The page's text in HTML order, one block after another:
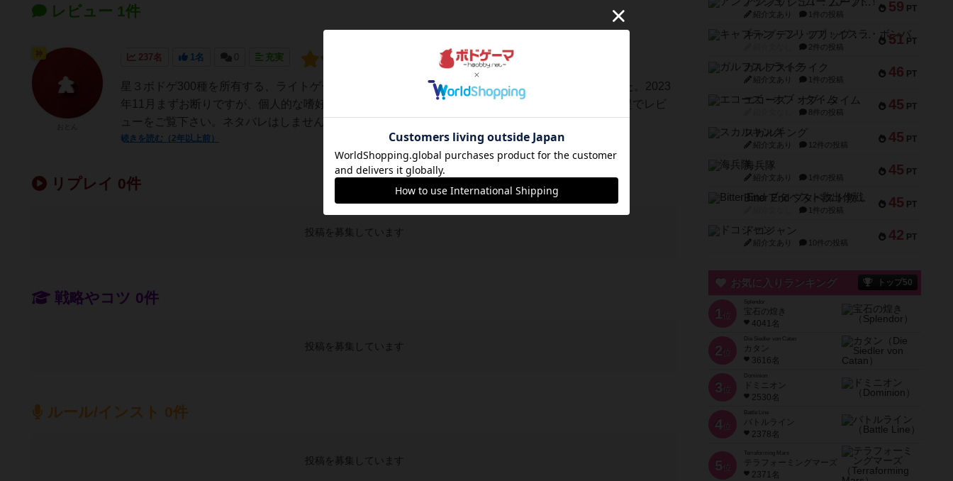
レビュー 1件
237名 1名 0 充実
星３ボドゲ300種を所有する、ライトゲーマーの感想です。小学生と大人2人の、計３人で遊びました。2023
年11月まずお断りですが、個人的な嗜好としてマダミスは肌に合わないのかもしれません。その前提でレビ
ューをご覧下さい。ネタバレはしません。ゲーム内でとある事件が起こります。...
続きを読む（2年以上前）
リプレイ 0件
投稿を募集しています
戦略やコツ 0件
投稿を募集しています
ルール/インスト 0件
投稿を募集しています
59 PT
紹介文あり 1件の投稿
51 PT
キャプテン・フリップ：イスラ・ボンバ
2件の投稿
46 PT
ガルフストライク
紹介文あり 1件の投稿
45 PT
エコーズ・オブ・タイム
8件の投稿
45 PT
スカルキング
紹介文あり 12件の投稿
45 PT
海兵隊
紹介文あり 1件の投稿
45 PT
Bitter End ブタペスト救出作戦
1件の投稿
42 PT
ドコジャン
紹介文あり 10件の投稿
お気に入りランキング トップ50
1 位
宝石の煌き
4041名
2 位
Die Siedler von Catan
カタン
3616名
3 位
ドミニオン
2530名
4位
Battle Line
バトルライン
2378名
5 位
Terraforming Mars
テラフォーミングマーズ
2371名